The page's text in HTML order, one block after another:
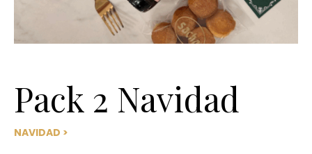
Pack 2 Navidad
NAVIDAD >